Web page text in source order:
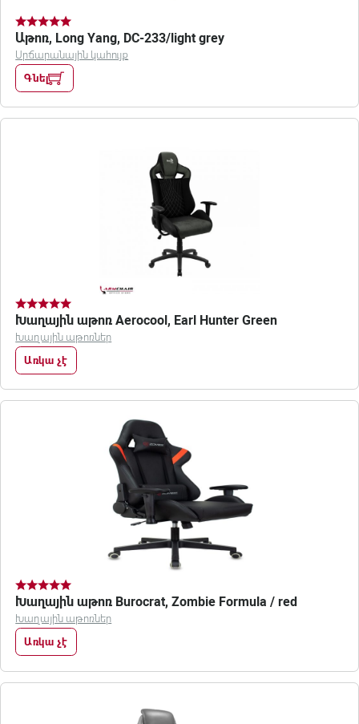
Աթոռ, Long Yang, DC-233/light grey
Սրճարանային կահույք
Գնել
Խաղային աթոռ Aerocool, Earl Hunter Green
Խաղային աթոռներ
Առկա չէ
Խաղային աթոռ Burocrat, Zombie Formula / red
Խաղային աթոռներ
Առկա չէ